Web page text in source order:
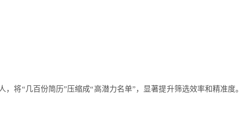
将“几百份简历”压缩成“高潜力名单”，显著提升筛选效率和精准度。